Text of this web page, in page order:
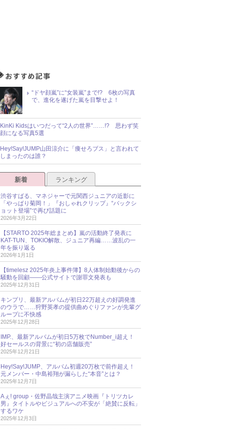
“ドヤ顔嵐”に“女装嵐”まで!? 6枚の写真
で、進化を遂げた嵐を目撃せよ！
KinKi Kidsはいつだって“2人の世界”……!? 思わず笑
顔になる写真5選
Hey!Say!JUMP山田涼介に「痩せろブス」と言われて
しまったのは誰？
新着 ランキング
渋谷すばる、マネジャーで元関西ジュニアの近影に
「やっぱり菊岡！」『おしゃれクリップ』“バックシ
ョット登場”で再び話題に
2026年3月22日
【STARTO 2025年総まとめ】嵐の活動終了発表に
KAT-TUN、TOKIO解散、ジュニア再編……波乱の一
年を振り返る
2026年1月1日
【timelesz 2025年炎上事件簿】8人体制始動後からの
騒動を回顧――公式サイトで謝罪文発表も
2025年12月31日
キンプリ、最新アルバムが初日22万超えの好調発進
のウラで……狩野英孝の提供曲めぐりファンが先輩グ
ループに不快感
2025年12月28日
IMP.、最新アルバムが初日5万枚でNumber_i超え！
好セールスの背景に“初の店舗販売”
2025年12月21日
Hey!Say!JUMP、アルバム初週20万枚で前作超え！
元メンバー・中島裕翔が漏らした“本音”とは？
2025年12月7日
Aぇ! group・佐野晶哉主演アニメ映画『トリツカレ
男』タイトルやビジュアルへの不安が「絶賛に反転」
するワケ
2025年12月3日